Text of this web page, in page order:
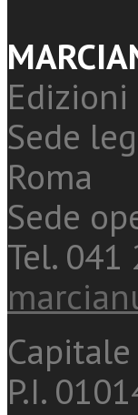
Edizioni
Sede
Roma
Sede
Tel. 041
P.I.